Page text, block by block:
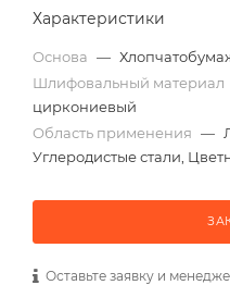
Характеристики
Основа —
Шлифовальный материал
циркониевый
Область применения —
Углеродистые стали,
Оставьте заявку и